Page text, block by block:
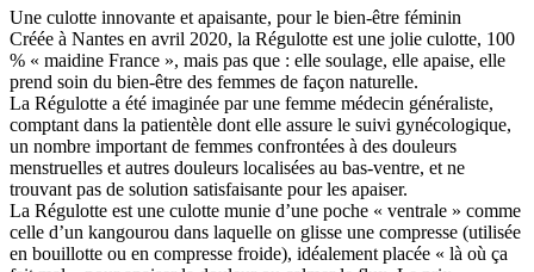
Nom:
email:
Message:
Une culotte innovante et apaisante, pour le bien-être féminin
Créée à Nantes en avril 2020, la Régulotte est une jolie culotte, 100
% « maidine France », mais pas que : elle soulage, elle apaise, elle
prend soin du bien-être des femmes de façon naturelle.
La Régulotte a été imaginée par une femme médecin généraliste,
comptant dans la patientèle dont elle assure le suivi gynécologique,
un nombre important de femmes confrontées à des douleurs
menstruelles et autres douleurs localisées au bas-ventre, et ne
trouvant pas de solution satisfaisante pour les apaiser.
La Régulotte est une culotte munie d’une poche « ventrale » comme
celle d’un kangourou dans laquelle on glisse une compresse (utilisée
en bouillotte ou en compresse froide), idéalement placée « là où ça